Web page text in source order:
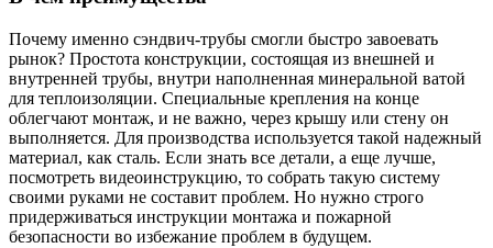
Почему именно сэндвич-трубы смогли быстро завоевать
рынок? Простота конструкции, состоящая из внешней и
внутренней трубы, внутри наполненная минеральной ватой
для теплоизоляции. Специальные крепления на конце
облегчают монтаж, и не важно, через крышу или стену он
выполняется. Для производства используется такой надежный
материал, как сталь. Если знать все детали, а еще лучше,
посмотреть видеоинструкцию, то собрать такую систему
своими руками не составит проблем. Но нужно строго
придерживаться инструкции монтажа и пожарной
безопасности во избежание проблем в будущем.